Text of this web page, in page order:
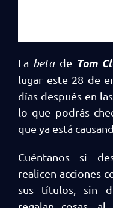
La betade Tom
lugar este 28 de
días después en
lo que podrás
que ya está
Cuéntanos si
realicen acciones
sus títulos, sin